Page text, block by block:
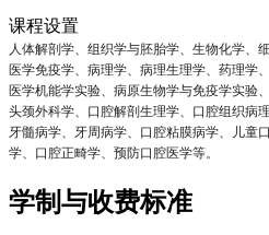
课程设置
人体解剖学、组织学与胚胎学、生物化学、
医学免疫学、病理学、病理生理学、药理学
医学机能学实验、病原生物学与免疫学实验
头颈外科学、口腔解剖生理学、口腔组织病
牙髓病学、牙周病学、口腔粘膜病学、儿童
学、口腔正畸学、预防口腔医学等。
学制与收费标准